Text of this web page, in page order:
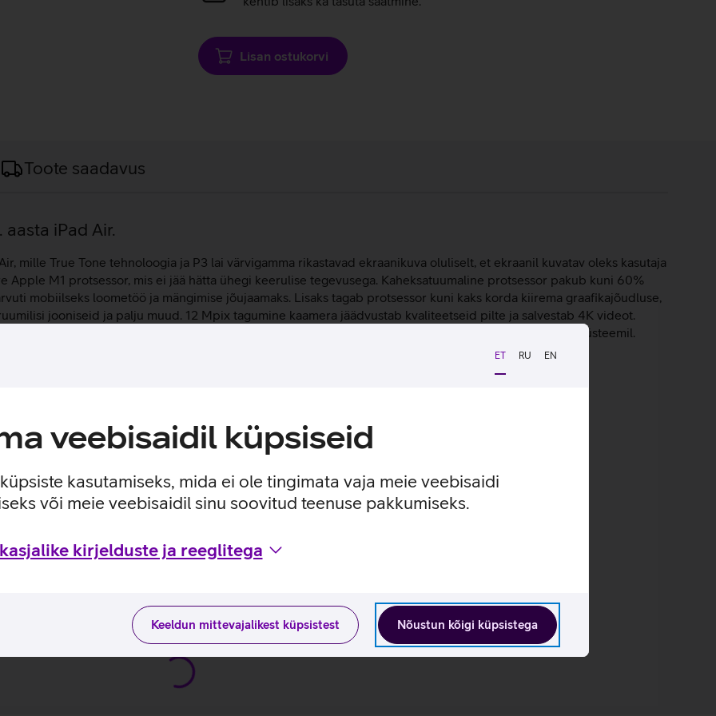
ET RU EN
veebisaidil küpsiseid
kasutamiseks, mida ei ole tingimata vaja meie veebisaidi
või meie veebisaidil sinu soovitud teenuse pakkumiseks.
kirjelduste ja reeglitega
Nõustun kõigi küpsistega
Keeldun mittevajalikest küpsistest
Lisan ostukorvi
Toote saadavus
iPad Air.
mille True Tone tehnoloogia ja P3 lai värvigamma rikastavad ekraanikuva oluliselt, et ekraanil kuvatav oleks kasutaja
Apple M1 protsessor, mis ei jää hätta ühegi keerulise tegevusega. Kaheksatuumaline protsessor pakub kuni 60%
mobiilseks loometöö ja mängimise jõujaamaks. Lisaks tagab protsessor kuni kaks korda kiirema graafikajõudluse,
jooniseid ja palju muud. 12 Mpix tagumine kaamera jäädvustab kvaliteetseid pilte ja salvestab 4K videot.
või teha vajalikke märkmeid otse seadme ekraanil. iPad Air töötab iPadOS 15 operatsioonisüsteemil.
kiiremini töödelda oma fotosid Adobe Lightroom rakenduses.
olemas igal pool.
nuppu, et saaksid kiirelt, lihtsalt ja turvaliselt seadet lahti lukustada.
alati fookuses.
juhised